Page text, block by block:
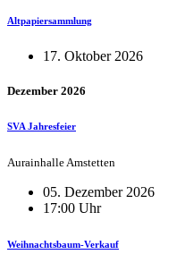
Altpapiersammlung
17. Oktober 2026
Dezember 2026
SVA Jahresfeier
Aurainhalle Amstetten
05. Dezember 2026
17:00 Uhr
Weihnachtsbaum-Verkauf